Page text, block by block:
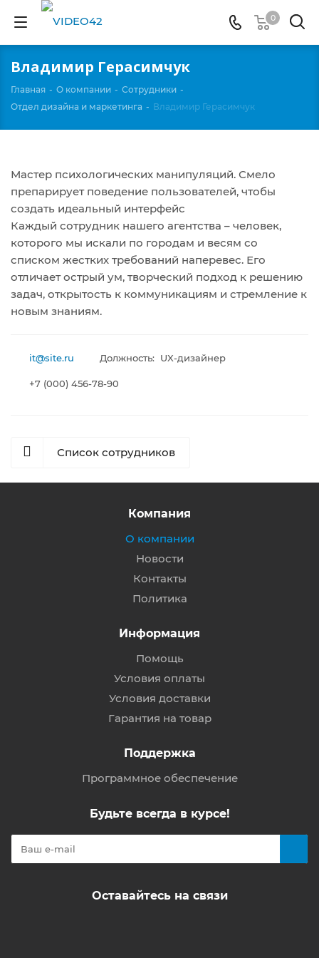
0
Владимир Герасимчук
Главная - О компании - Сотрудники -
Отдел дизайна и маркетинга - Владимир Герасимчук
Мастер психологических манипуляций. Смело
препарирует поведение пользователей, чтобы
создать идеальный интерфейс
Каждый сотрудник нашего агентства – человек,
которого мы искали по городам и весям со
списком жестких требований наперевес. Его
отличает острый ум, творческий подход к решению
задач, открытость к коммуникациям и стремление к
новым знаниям.
it@site.ru Должность: UX-дизайнер
+7 (000) 456-78-90
Список сотрудников
Компания
О компании
Новости
Контакты
Политика
Информация
Помощь
Условия оплаты
Условия доставки
Гарантия на товар
Поддержка
Программное обеспечение
Будьте всегда в курсе!
Оставайтесь на связи